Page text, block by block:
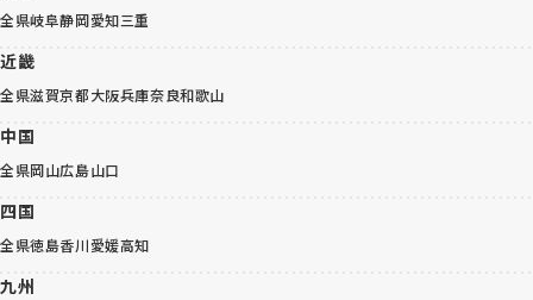
全県岐阜静岡愛知三重
近畿
全県滋賀京都大阪兵庫奈良和歌山
中国
全県岡山広島山口
四国
全県徳島香川愛媛高知
九州